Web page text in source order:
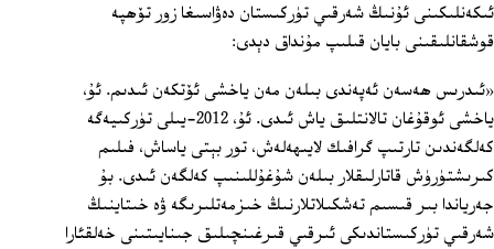
ئىكەنلىكىنى ئۇنىڭ شەرقىي تۈركىستان دەۋاسىغا زور تۆھپە
قوشقانلىقىنى بايان قىلىپ مۇنداق دېدى:
«ئىدرىس ھەسەن ئەپەندى بىلەن مەن ياخشى ئۆتكەن ئىدىم. ئۇ،
ياخشى ئوقۇغان تالانتلىق ياش ئىدى. ئۇ، 2012-يىلى تۈركىيەگە
كەلگەندىن تارتىپ گرافىك لايىھەلەش، تور بېتى ياساش، فىلىم
كىرىشتۈرۈش قاتارلىقلار بىلەن شۇغۇللىنىپ كەلگەن ئىدى. بۇ
جەرياندا بىر قىسىم تەشكىلاتلارنىڭ خىزمەتلىرىگە ۋە خىتاينىڭ
شەرقىي تۈركىستاندىكى ئىرقىي قىرغىنچىلىق جىنايىتىنى خەلقئارا